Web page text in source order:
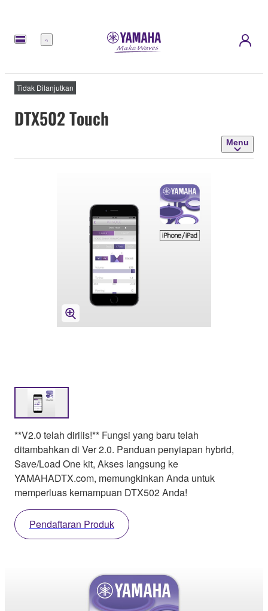
Menu
Tidak Dilanjutkan
DTX502 Touch
Menu
**V2.0 telah dirilis!** Fungsi yang baru telah
ditambahkan di Ver 2.0. Panduan penyiapan hybrid,
Save/Load One kit, Akses langsung ke
YAMAHADTX.com, memungkinkan Anda untuk
memperluas kemampuan DTX502 Anda!
Pendaftaran Produk